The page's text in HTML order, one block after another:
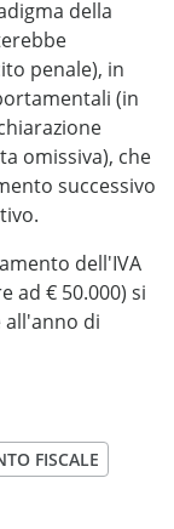
della
penale), in
(in
omissiva), che
successivo
dell'IVA
ad € 50.000) si
all'anno di
FISCALE